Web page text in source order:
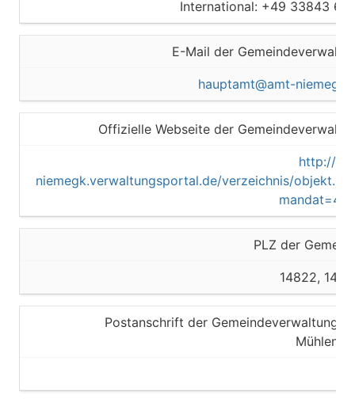
International: +49 33843
E-Mail der
hauptamt@amt-
Offizielle Webseite der
http://
niemegk.verwaltungsportal.de/verzeichnis/
PLZ der
14822,
Postanschrift der Gemeindeverwaltung